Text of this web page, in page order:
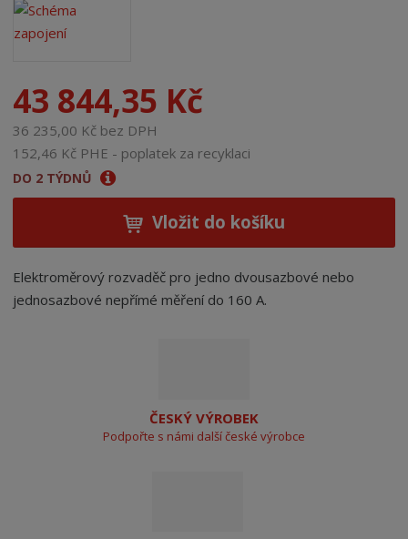
43 844,35 Kč
36 235,00 Kč bez DPH
152,46 Kč PHE - poplatek za recyklaci
DO 2 TÝDNŮ
Vložit do košíku
Elektroměrový rozvaděč pro jedno dvousazbové nebo
jednosazbové nepřímé měření do 160 A.
ČESKÝ VÝROBEK
Podpořte s námi další české výrobce